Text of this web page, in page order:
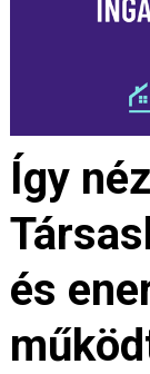
Így
és